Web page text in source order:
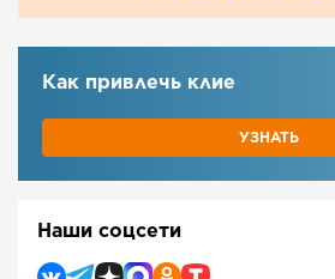
Как привлечь клиентов
УЗНАТЬ
Наши соцсети